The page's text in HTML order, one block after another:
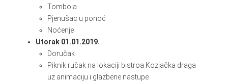
Tombola
Pjenušac u ponoć
Noćenje
Utorak 01.01.2019.
Doručak
Piknik ručak na lokaciji bistroa Kozjačka draga
uz animaciju i glazbene nastupe